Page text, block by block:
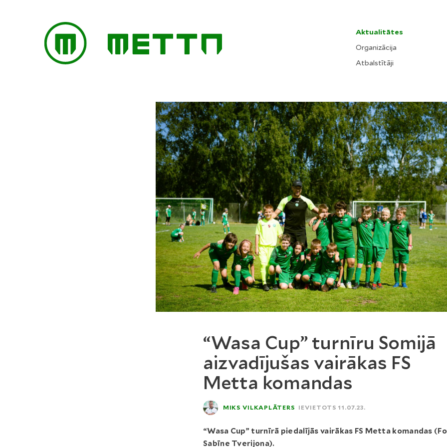
Aktualitātes
Organizācija
Atbalstītāji
“Wasa Cup” turnīru Somijā
aizvadījušas vairākas FS
Metta komandas
MIKS VILKAPLĀTERS IEVIETOTS 11.07.23.
“Wasa Cup” turnīrā piedalījās vairākas FS Metta komandas
Sabīne Tverijona).